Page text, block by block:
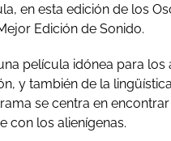
en esta edición de los
Edición de Sonido.
película idónea para los
y también de la
se centra en
con los alienígenas.